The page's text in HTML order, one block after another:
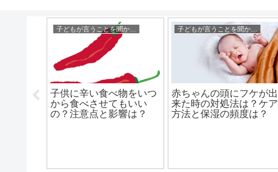
弟喧嘩
子どもが言うことを聞かない時
子供に辛い食べ物をいつ
から食べさせてもいい
の？注意点と影響は？
子どもが言うことを聞かない時
赤ちゃんの頭にフケが出
来た時の対処法は？ケア
方法と保湿の頻度は？